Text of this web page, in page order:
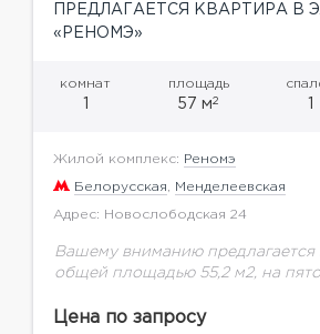
ПРЕДЛАГАЕТСЯ КВАРТИРА В
«РЕНОМЭ»
комнат площадь
57 м2
Жилой комплекс: Реномэ
Белорусская, Менделеевская
Адрес: Новослободская 24
Вашему вниманию предлагается
общей площадью 55,2 м2, на
жизни» 2. «Уникальная
Цена по запросу